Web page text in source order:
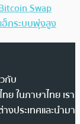
Swap
ฮ็กระบบพุ่งสูง
กับ
ย ในภาษาไทย เรา
งประเทศและนำมา